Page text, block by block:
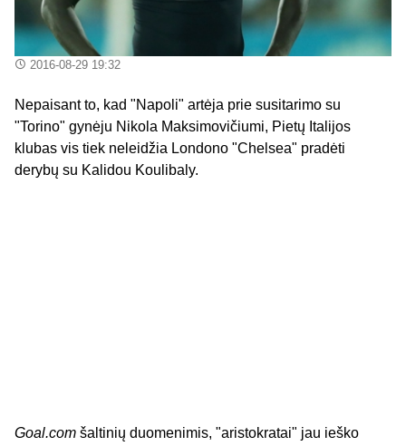
2016-08-29 19:32
Nepaisant to, kad "Napoli" artėja prie susitarimo su
"Torino" gynėju Nikola Maksimovičiumi, Pietų Italijos
klubas vis tiek neleidžia Londono "Chelsea" pradėti
derybų su Kalidou Koulibaly.
Goal.com šaltinių duomenimis, "aristokratai" jau ieško